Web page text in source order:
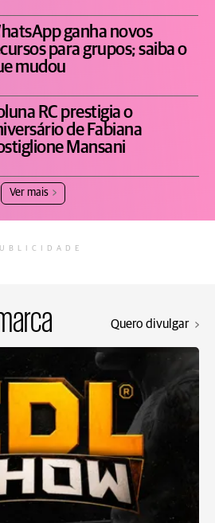
ganha novos
para grupos; saiba o
mudou
RC prestigia o
de Fabiana
Mansani
Ver mais
Quero divulgar